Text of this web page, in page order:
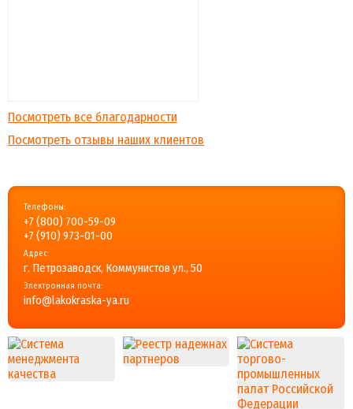
Посмотреть все благодарности
Посмотреть отзывы наших клиентов
Телефоны:
+7 (800) 700-59-09
+7 (910) 973-01-00
Адрес:
г. Петрозаводск, Коммунистов ул., 50
Электронная почта:
info@lakokraska-ya.ru